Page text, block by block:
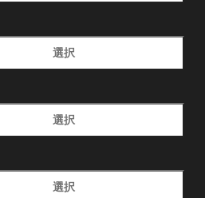
選択
選択
選択